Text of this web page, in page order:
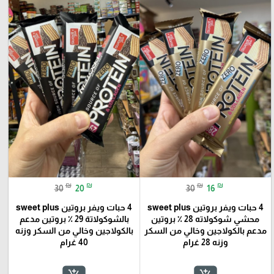
30 ₪ 16 ₪
4 حبات ويفر بروتين sweet plus
محشي شوكولاته 28 ٪؜ بروتين
مدعم بالكولاجين وخالي من السكر
وزنه 28 غرام
30 ₪ 20 ₪
4 حبات ويفر بروتين sweet plus
بالشوكولاتة 29 ٪؜ بروتين مدعم
بالكولاجين وخالي من السكر وزنه
40 غرام